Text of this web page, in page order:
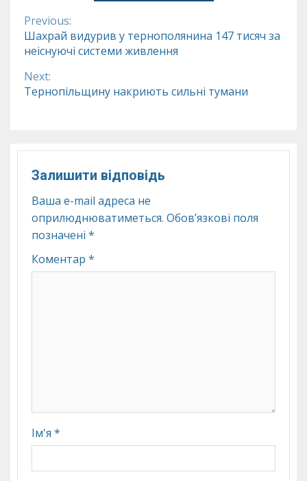
Continue
Reading
Previous:
Шахрай видурив у тернополянина 147 тисяч за
неіснуючі системи живлення
Next:
Тернопільщину накриють сильні тумани
Залишити відповідь
Ваша e-mail адреса не
оприлюднюватиметься. Обов’язкові поля
позначені *
Коментар *
Ім'я *